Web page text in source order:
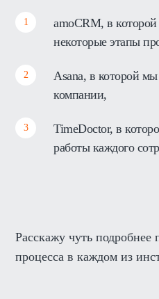
amoCRM, в
некоторые этапы
Asana, в которой
компании,
TimeDoctor, в
работы каждого
Расскажу чуть подробнее
процесса в каждом из